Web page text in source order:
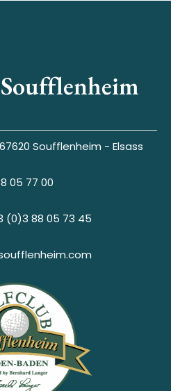
Soufflenheim - Elsass
05 77 00
(0)3 88 05 73 45